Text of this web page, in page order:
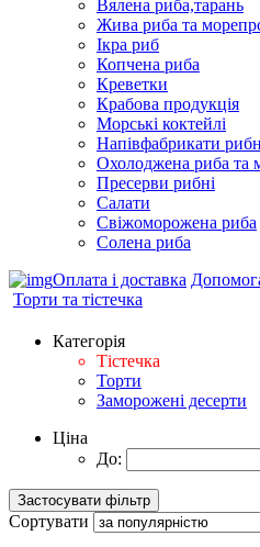
Вялена риба,тарань
Жива риба та
Ікра риб
Копчена риба
Крeветки
Крабова продукція
Морські коктейлi
Напівфабрикати
Охолоджена риба та
Пресерви рибні
Сaлати
Свіжоморожена риба
Солена риба
Оплата і доставка
Торти та тістечка
Категорія
Тістечка
Торти
Заморожені десерти
Ціна
До:
Сортувати